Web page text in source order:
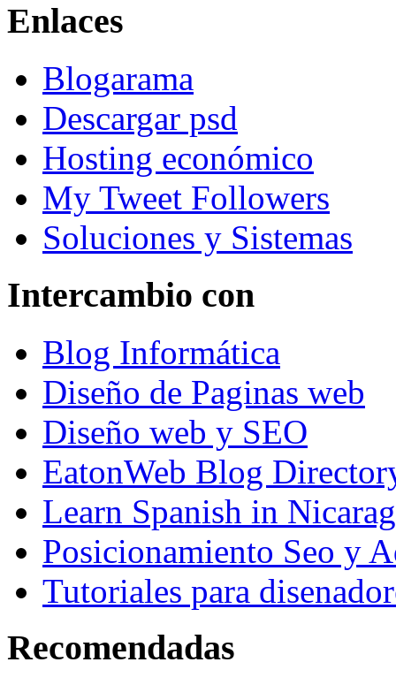
Enlaces
Blogarama
Descargar psd
Hosting económico
My Tweet Followers
Soluciones y Sistemas
Intercambio con
Blog Informática
Diseño de Paginas web
Diseño web y SEO
EatonWeb Blog
Learn Spanish in
Posicionamiento Seo y
Tutoriales para
Recomendadas